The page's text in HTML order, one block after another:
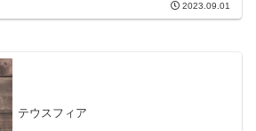
2023.09.01
テウスフィア